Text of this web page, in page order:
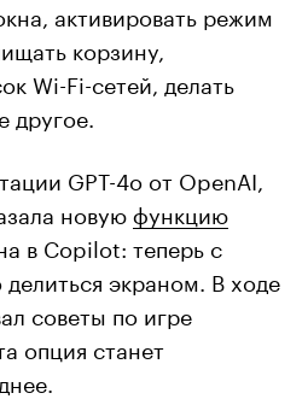
активировать режим
корзину,
Wi-Fi-сетей, делать
GPT-4o от OpenAI,
новуюфункцию
в Copilot: теперь с
экраном. В ходе
советы по игре
опция станет